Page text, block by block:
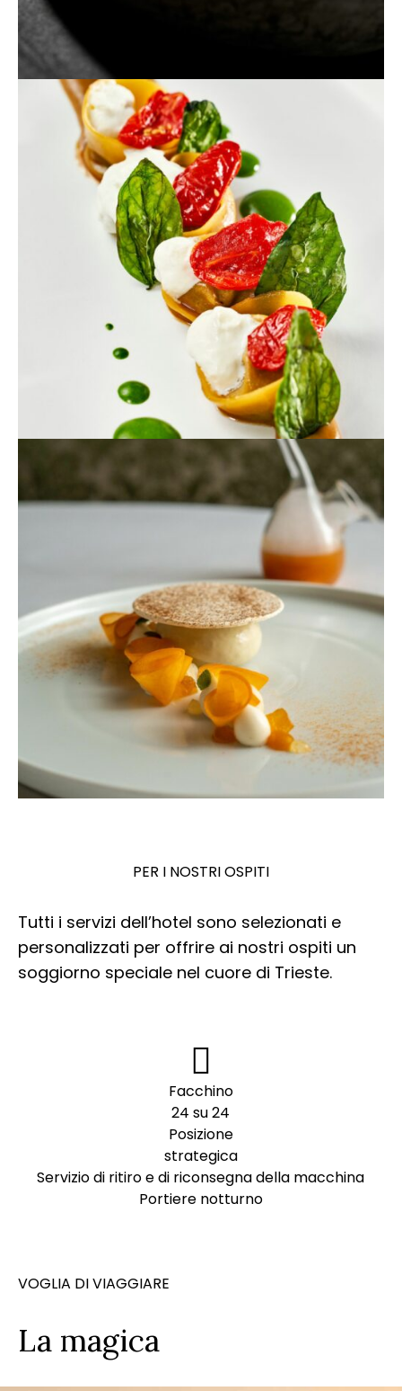
PER I NOSTRI OSPITI
Tutti i servizi dell’hotel sono selezionati e
personalizzati per offrire ai nostri ospiti un
soggiorno speciale nel cuore di Trieste.
Facchino
24 su 24
Posizione
strategica
Servizio di ritiro e di riconsegna della macchina
Portiere notturno
VOGLIA DI VIAGGIARE
La magica